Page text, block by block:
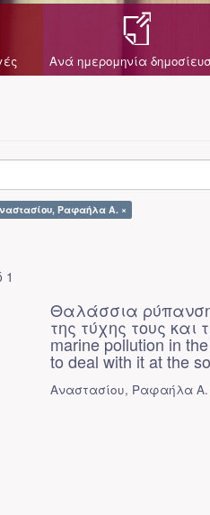
Ανά ημερομηνία
Ραφαήλα Α. ×
1
Θαλάσσια ρύπανση
της τύχης τους και
marine pollution in
to deal with it at the
Αναστασίου, Ραφαήλα Α.